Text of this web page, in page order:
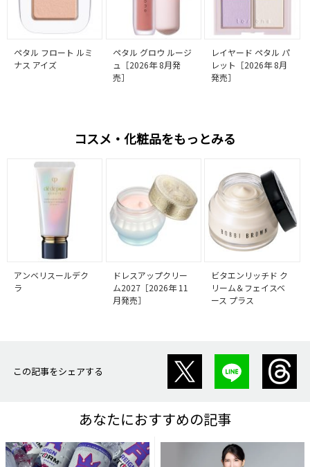
ペタル フロート ルミ
ナス アイズ
ペタル グロウ ルージ
ュ［2026年 8月発
売］
レイヤード ペタル パ
レット［2026年 8月
発売］
コスメ・化粧品をもっとみる
アンベリスールデク
ラ
ドレスアップクリー
ム2027［2026年 11
月発売］
ビタエンリッチド ク
リーム＆フェイスベ
ース プラス
この記事をシェアする
あなたにおすすめの記事